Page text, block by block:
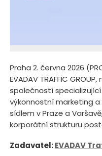
Praha 2. června 2026
EVADAV TRAFFIC
společností specializující
výkonnostní marketing
sídlem v Praze a
korporátní strukturu
Zadavatel:EVADAV